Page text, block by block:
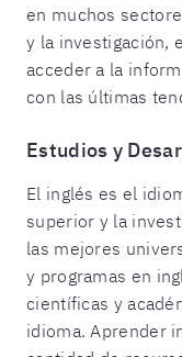
en muchos
y la investigación,
acceder a la
con las últimas
Estudios y
El inglés es el
superior y la
las mejores
y programas en
científicas y
idioma. Aprender